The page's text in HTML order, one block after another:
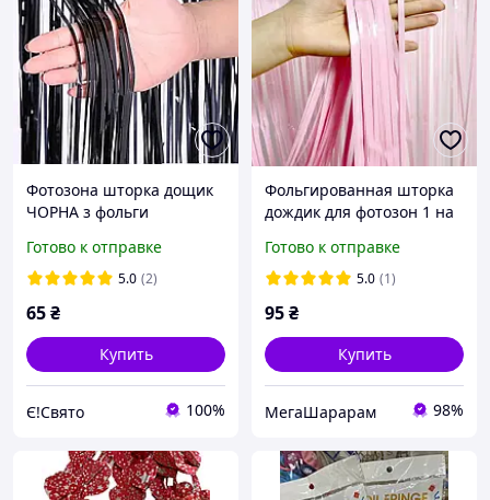
Фотозона шторка дощик
ЧОРНА з фольги
Готово к отправке
5.0 (2)
65₴
Купить
Є!Свято 100%
Фольгированная шторка
дождик для фотозон 1 на
Готово к отправке
5.0 (1)
95₴
Купить
МегаШарарам 98%